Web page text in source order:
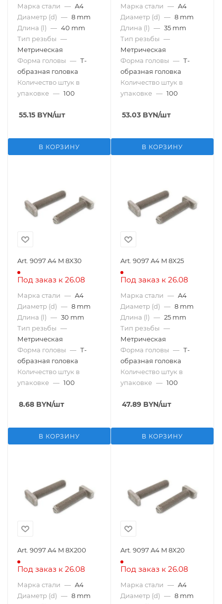
Марка стали — A4
Диаметр (d) — 8 mm
Длина (l) — 40 mm
Тип резьбы —
Метрическая
Форма головы — Т-
образная головка
Количество штук в
упаковке — 100
55.15 BYN/шт
В КОРЗИНУ
Марка стали — A4
Диаметр (d) — 8 mm
Длина (l) — 35 mm
Тип резьбы —
Метрическая
Форма головы — Т-
образная головка
Количество штук в
упаковке — 100
53.03 BYN/шт
В КОРЗИНУ
Art. 9097 A4 M 8X30
Под заказ к 26.08
Марка стали — A4
Диаметр (d) — 8 mm
Длина (l) — 30 mm
Тип резьбы —
Метрическая
Форма головы — Т-
образная головка
Количество штук в
упаковке — 100
8.68 BYN/шт
В КОРЗИНУ
Art. 9097 A4 M 8X25
Под заказ к 26.08
Марка стали — A4
Диаметр (d) — 8 mm
Длина (l) — 25 mm
Тип резьбы —
Метрическая
Форма головы — Т-
образная головка
Количество штук в
упаковке — 100
47.89 BYN/шт
В КОРЗИНУ
Art. 9097 A4 M 8X200
Под заказ к 26.08
Марка стали — A4
Диаметр (d) — 8 mm
Art. 9097 A4 M 8X20
Под заказ к 26.08
Марка стали — A4
Диаметр (d) — 8 mm